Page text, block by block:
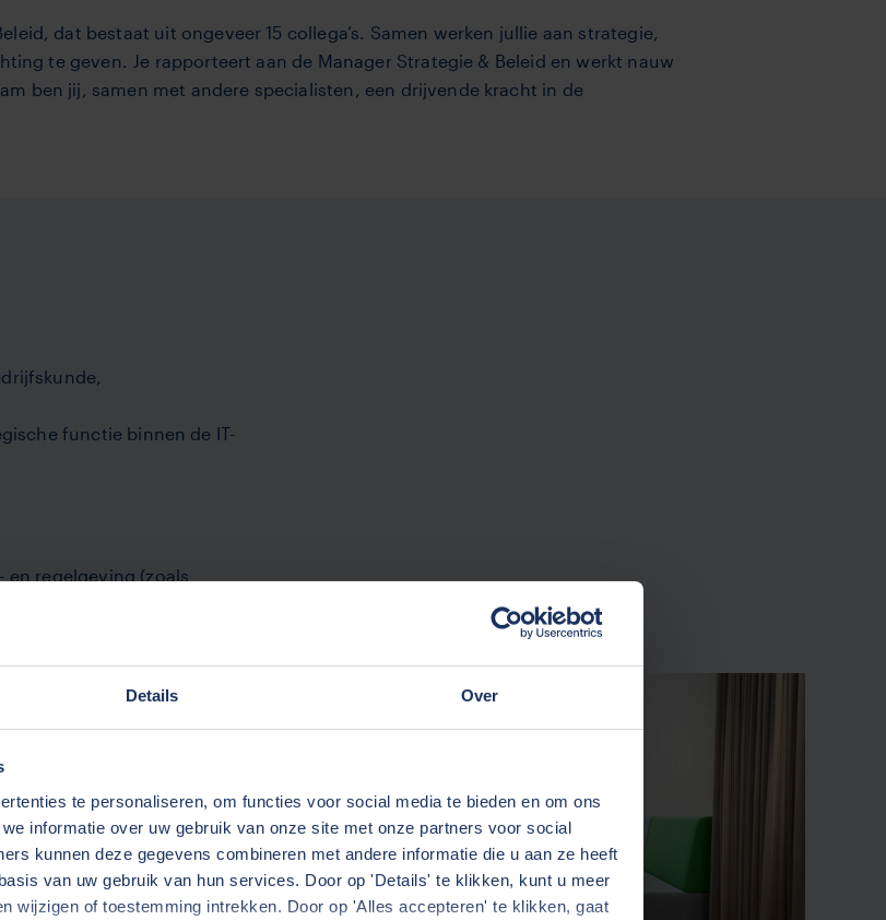
Details Over
te personaliseren, om functies voor social media te bieden en om ons
informatie over uw gebruik van onze site met onze partners voor social
kunnen deze gegevens combineren met andere informatie die u aan ze heeft
van uw gebruik van hun services. Door op 'Details' te klikken, kunt u meer
wijzigen of toestemming intrekken. Door op 'Alles accepteren' te klikken, gaat
dat bestaat uit ongeveer 15 collega’s. Samen werken jullie aan strategie,
te geven. Je rapporteert aan de Manager Strategie & Beleid en werkt nauw
ben jij, samen met andere specialisten, een drijvende kracht in de
functie binnen de IT-
en regelgeving (zoals
(Pre).
diverse doelgroepen.
on instelling.